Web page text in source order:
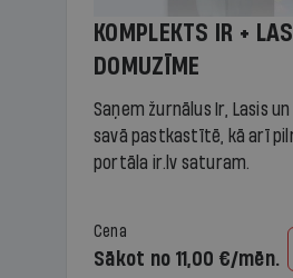
KOMPLEKTS IR +
DOMUZĪME
Saņem žurnālus Ir, Lasis
savā pastkastītē, kā arī
portāla ir.lv saturam.
Cena
Sākot no 11,00 €/mēn.